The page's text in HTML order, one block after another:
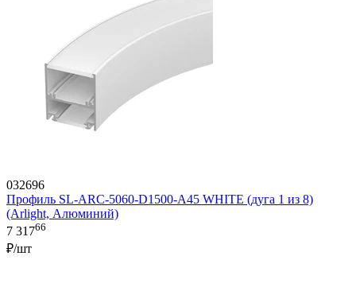
032696
Профиль SL-ARC-5060-D1500-A45 WHITE (дуга 1 из 8)
(Arlight, Алюминий)
7 31766
₽/шт